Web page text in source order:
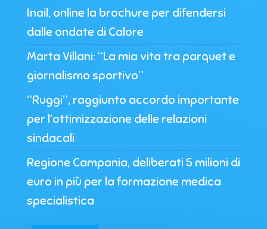
Inail, online la brochure per difendersi
dalle ondate di Calore
Marta Villani: “La mia vita tra parquet e
giornalismo sportivo”
“Ruggi”, raggiunto accordo importante
per l’ottimizzazione delle relazioni
sindacali
Regione Campania, deliberati 5 milioni di
euro in più per la formazione medica
specialistica